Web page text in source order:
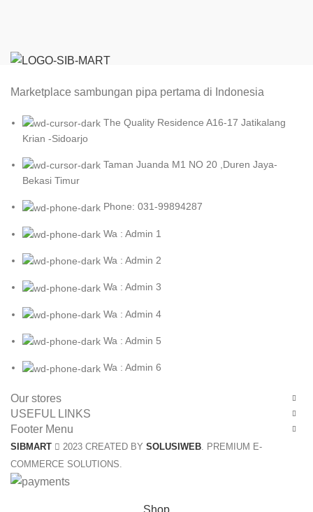
Marketplace sambungan pipa pertama di Indonesia
The Quality Residence A16-17 Jatikalang
Krian -Sidoarjo
Taman Juanda M1 NO 20 ,Duren Jaya-
Bekasi Timur
Phone: 031-99894287
Wa : Admin 1
Wa : Admin 2
Wa : Admin 3
Wa : Admin 4
Wa : Admin 5
Wa : Admin 6
Our stores
USEFUL LINKS
Footer Menu
SIBMART 2023 CREATED BY SOLUSIWEB . PREMIUM E-
COMMERCE SOLUTIONS.
Shop